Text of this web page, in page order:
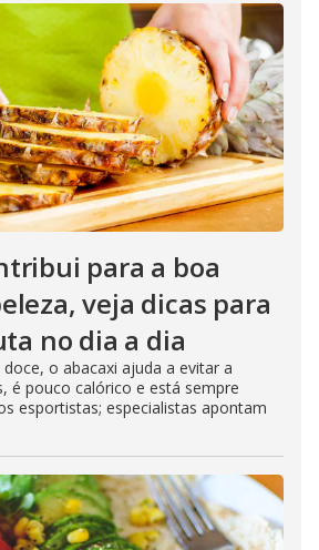
para a boa
veja dicas para
no dia a dia
o abacaxi ajuda a evitar a
é pouco calórico e está sempre
esportistas; especialistas apontam